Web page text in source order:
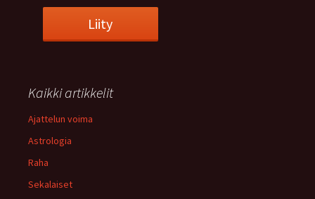
Kaikki artikkelit
Ajattelun voima
Astrologia
Raha
Sekalaiset